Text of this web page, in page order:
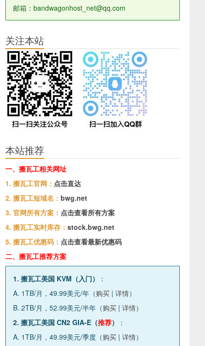
邮箱：bandwagonhost_net@qq.com
关注本站
本站推荐
一、搬瓦工相关网址
1. 搬瓦工官网： 点击直达
2. 搬瓦工短域名： bwg.net
3. 官网所有方案： 点击查看所有方案
4. 搬瓦工实时库存： stock.bwg.net
5. 搬瓦工优惠码： 点击查看最新优惠码
二、搬瓦工推荐方案
1. 搬瓦工美国 KVM（入门）
：
A. 1TB/月，49.99美元/年（购买 | 详情）
B. 2TB/月，52.99美元/半年（购买 | 详情）
2. 搬瓦工美国 CN2 GIA-E（推荐）
：
A. 1TB/月，49.99美元/季度（购买 | 详情）